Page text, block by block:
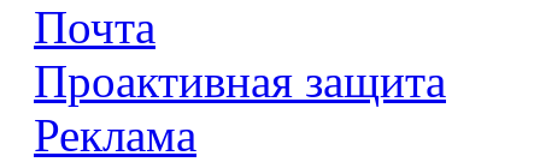
Почта
Проактивная защита
Реклама